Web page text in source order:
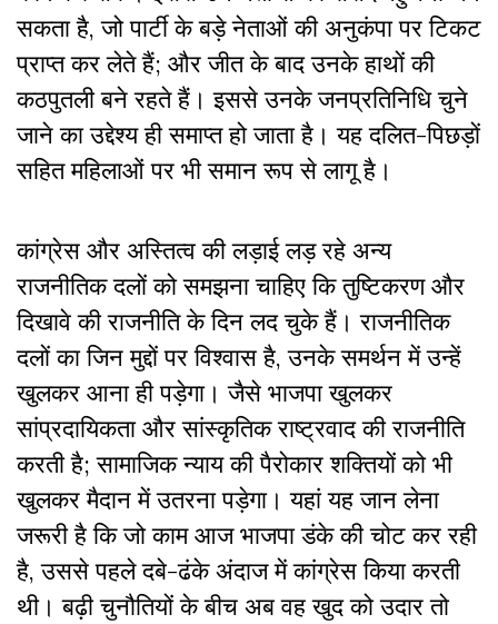
सकता है, जो पार्टी के बड़े नेताओं की अनुकंपा पर टिकट
प्राप्त कर लेते हैं; और जीत के बाद उनके हाथों की
कठपुतली बने रहते हैं। इससे उनके जनप्रतिनिधि चुने
जाने का उद्देश्य ही समाप्त हो जाता है। यह दलित-पिछड़ों
सहित महिलाओं पर भी समान रूप से लागू है।
कांग्रेस और अस्तित्व की लड़ाई लड़ रहे अन्य
राजनीतिक दलों को समझना चाहिए कि तुष्टिकरण और
दिखावे की राजनीति के दिन लद चुके हैं। राजनीतिक
दलों का जिन मुद्दों पर विश्वास है, उनके समर्थन में उन्हें
खुलकर आना ही पड़ेगा। जैसे भाजपा खुलकर
सांप्रदायिकता और सांस्कृतिक राष्ट्रवाद की राजनीति
करती है; सामाजिक न्याय की पैरोकार शक्तियों को भी
खुलकर मैदान में उतरना पड़ेगा। यहां यह जान लेना
जरूरी है कि जो काम आज भाजपा डंके की चोट कर रही
है, उससे पहले दबे-ढंके अंदाज में कांग्रेस किया करती
थी। बढ़ी चुनौतियों के बीच अब वह खुद को उदार तो